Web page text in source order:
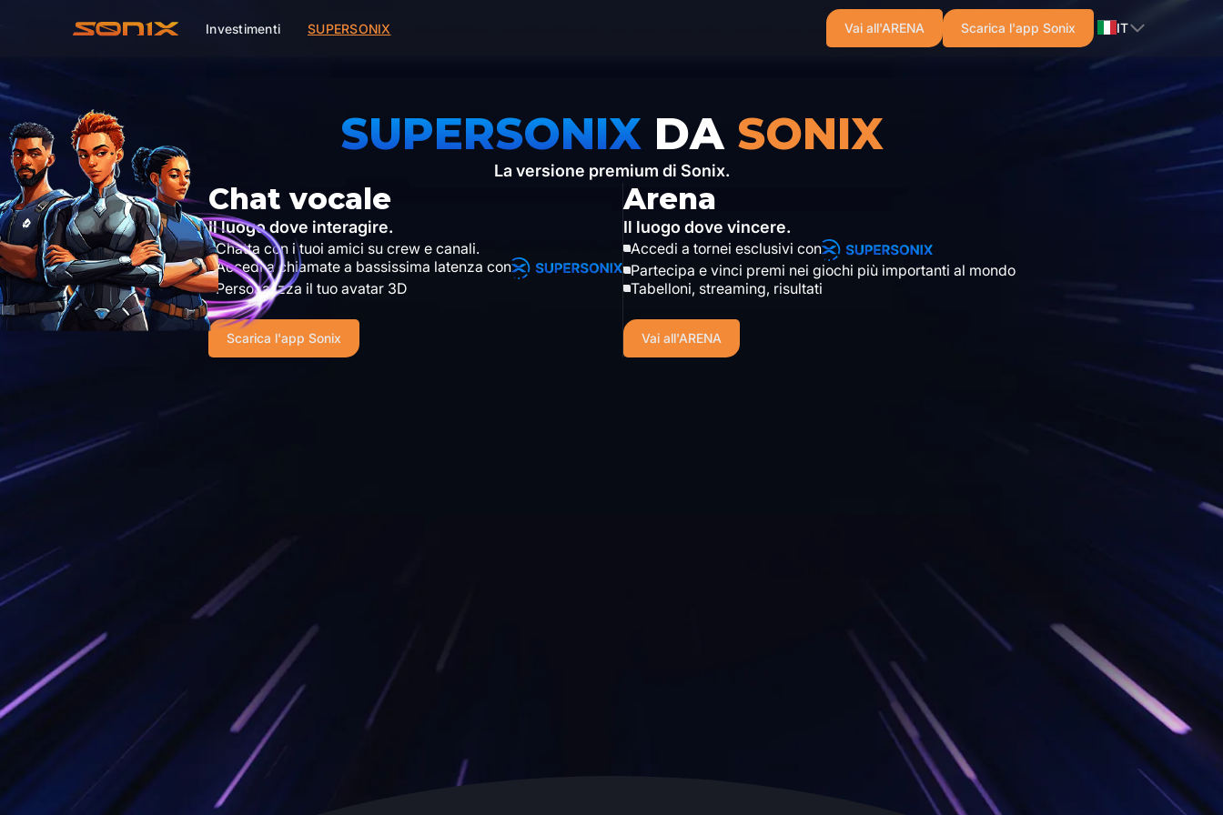
Investimenti SUPERSONIX Vai all'ARENA Scarica l'app Sonix IT
SUPERSONIXDA SONIX
La versione premium di Sonix.
Chat vocale
Il luogo dove interagire.
Chatta con i tuoi amici su crew e canali.
Accedi a chiamate a bassissima latenza con
Personalizza il tuo avatar 3D
Scarica l'app Sonix
Arena
Il luogo dove vincere.
Accedi a tornei esclusivi con
Partecipa e vinci premi nei giochi più importanti al mondo
Tabelloni, streaming, risultati
Vai all'ARENA